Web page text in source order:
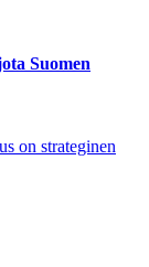
Suomen
on strateginen